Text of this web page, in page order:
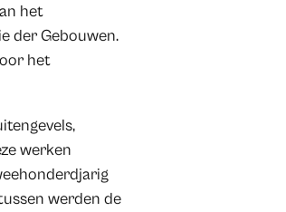
het
der Gebouwen.
het
werken
werden de